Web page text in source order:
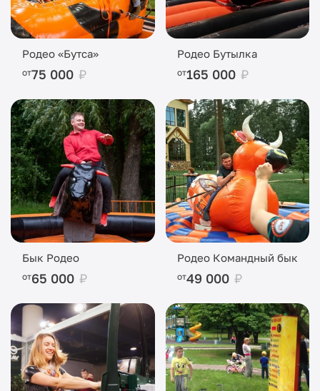
Родео «Бутса»
от75 000 ₽
Родео Бутылка
от165 000 ₽
Бык Родео
от65 000 ₽
Родео Командный бык
от49 000 ₽